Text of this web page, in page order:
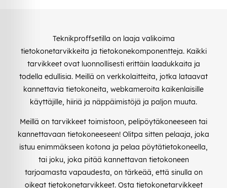
Teknikproffsetilla on laaja valikoima
tietokonetarvikkeita ja tietokonekomponentteja. Kaikki
tarvikkeet ovat luonnollisesti erittäin laadukkaita ja
todella edullisia. Meillä on verkkolaitteita, jotka lataavat
kannettavia tietokoneita, webkameroita kaikenlaisille
käyttäjille, hiiriä ja näppäimistöjä ja paljon muuta.
Meillä on tarvikkeet toimistoon, pelipöytäkoneeseen tai
kannettavaan tietokoneeseen! Olitpa sitten pelaaja, joka
istuu enimmäkseen kotona ja pelaa pöytätietokoneella,
tai joku, joka pitää kannettavan tietokoneen
tarjoamasta vapaudesta, on tärkeää, että sinulla on
oikeat tietokonetarvikkeet. Osta tietokonetarvikkeet